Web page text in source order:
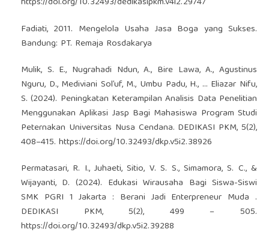
Fadiati, 2011. Mengelola Usaha Jasa Boga yang Sukses.
Bandung: PT. Remaja Rosdakarya
Mulik, S. E., Nugrahadi Ndun, A., Bire Lawa, A., Agustinus
Nguru, D., Mediviani Sol’uf, M., Umbu Padu, H., … Eliazar Nifu,
S. (2024). Peningkatan Keterampilan Analisis Data Penelitian
Menggunakan Aplikasi Jasp Bagi Mahasiswa Program Studi
Peternakan Universitas Nusa Cendana. DEDIKASI PKM, 5(2),
408–415. https://doi.org/10.32493/dkp.v5i2.38926
Permatasari, R. I., Juhaeti, Sitio, V. S. S., Simamora, S. C., &
Wijayanti, D. (2024). Edukasi Wirausaha Bagi Siswa-Siswi
SMK PGRI 1 Jakarta : Berani Jadi Enterpreneur Muda .
DEDIKASI PKM, 5(2), 499 – 505.
https://doi.org/10.32493/dkp.v5i2.39288